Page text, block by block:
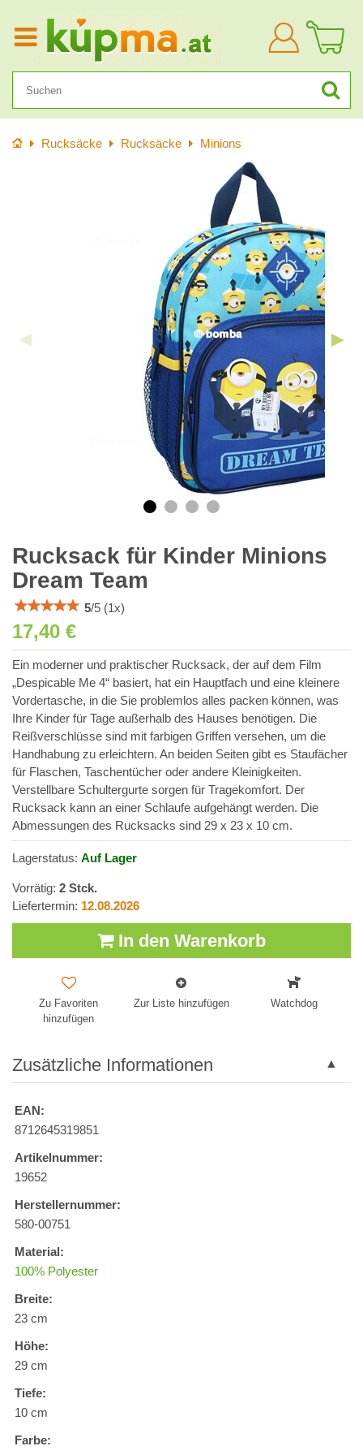
Anmelden
StartseiteRucksäcke Rucksäcke Minions
Rucksack für Kinder Minions
Dream Team
5/5 (1 x)
17,40 €
Ein moderner und praktischer Rucksack, der auf dem Film
„Despicable Me 4“ basiert, hat ein Hauptfach und eine kleinere
Vordertasche, in die Sie problemlos alles packen können, was
Ihre Kinder für Tage außerhalb des Hauses benötigen. Die
Reißverschlüsse sind mit farbigen Griffen versehen, um die
Handhabung zu erleichtern. An beiden Seiten gibt es Staufächer
für Flaschen, Taschentücher oder andere Kleinigkeiten.
Verstellbare Schultergurte sorgen für Tragekomfort. Der
Rucksack kann an einer Schlaufe aufgehängt werden. Die
Abmessungen des Rucksacks sind 29 x 23 x 10 cm.
Lagerstatus: Auf Lager
Vorrätig: 2 Stck.
Liefertermin: 12.08.2026
In den Warenkorb
Zu Favoriten
hinzufügen
Zur Liste hinzufügen Watchdog
Zusätzliche Informationen
EAN:
8712645319851
Artikelnummer:
19652
Herstellernummer:
580-00751
Material:
100% Polyester
Breite:
23 cm
Höhe:
29 cm
Tiefe:
10 cm
Farbe: